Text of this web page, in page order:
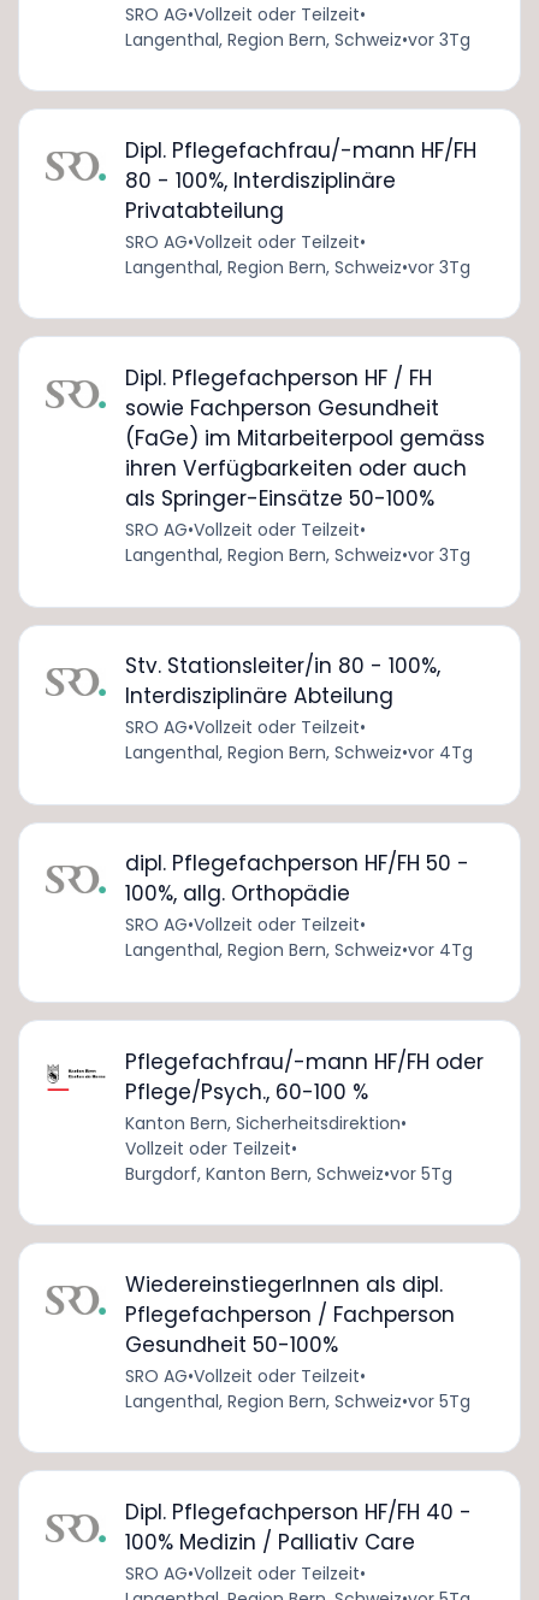
SRO AG•Vollzeit oder Teilzeit•
Langenthal, Region Bern, Schweiz•vor 3Tg
Dipl. Pflegefachfrau/-mann HF/FH
80 - 100%, Interdisziplinäre
Privatabteilung
SRO AG•Vollzeit oder Teilzeit•
Langenthal, Region Bern, Schweiz•vor 3Tg
Dipl. Pflegefachperson HF / FH
sowie Fachperson Gesundheit
(FaGe) im Mitarbeiterpool gemäss
ihren Verfügbarkeiten oder auch
als Springer-Einsätze 50-100%
SRO AG•Vollzeit oder Teilzeit•
Langenthal, Region Bern, Schweiz•vor 3Tg
Stv. Stationsleiter/in 80 - 100%,
Interdisziplinäre Abteilung
SRO AG•Vollzeit oder Teilzeit•
Langenthal, Region Bern, Schweiz•vor 4Tg
dipl. Pflegefachperson HF/FH 50 -
100%, allg. Orthopädie
SRO AG•Vollzeit oder Teilzeit•
Langenthal, Region Bern, Schweiz•vor 4Tg
Pflegefachfrau/-mann HF/FH oder
Pflege/Psych., 60-100 %
Kanton Bern, Sicherheitsdirektion•
Vollzeit oder Teilzeit•
Burgdorf, Kanton Bern, Schweiz•vor 5Tg
WiedereinstiegerInnen als dipl.
Pflegefachperson / Fachperson
Gesundheit 50-100%
SRO AG•Vollzeit oder Teilzeit•
Langenthal, Region Bern, Schweiz•vor 5Tg
Dipl. Pflegefachperson HF/FH 40 -
100% Medizin / Palliativ Care
SRO AG•Vollzeit oder Teilzeit•